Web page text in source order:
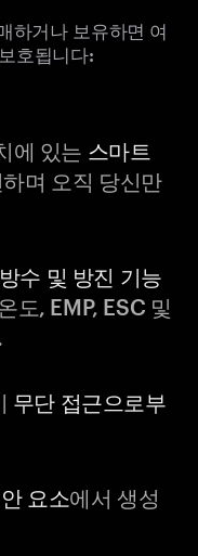
하거나 보유하면 여
호됩니다:
에 있는 스마트
며 오직 당신만
수 및 방진 기능
도, EMP, ESC 및
무단 접근으로부
요소에서 생성